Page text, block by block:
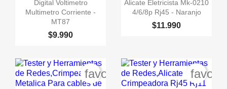
Digital Voltimetro
Multimetro Corriente -
MT87
$9.990
Alicate Eletricista Mk-0210
4/6/8p Rj45 - Naranjo
$11.990
favorite_border
Nombre de la lista de deseos
Crear lista de deseos